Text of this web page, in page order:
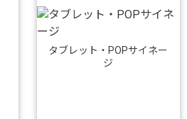
タブレット・POPサイネー
ジ